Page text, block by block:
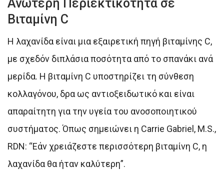
Ανώτερη Περιεκτικότητα σε
Βιταμίνη C
Η λαχανίδα είναι μια εξαιρετική πηγή βιταμίνης C,
με σχεδόν διπλάσια ποσότητα από το σπανάκι ανά
μερίδα. Η βιταμίνη C υποστηρίζει τη σύνθεση
κολλαγόνου, δρα ως αντιοξειδωτικό και είναι
απαραίτητη για την υγεία του ανοσοποιητικού
συστήματος. Όπως σημειώνει η Carrie Gabriel, M.S.,
RDN: “Εάν χρειάζεστε περισσότερη βιταμίνη C, η
λαχανίδα θα ήταν καλύτερη”.